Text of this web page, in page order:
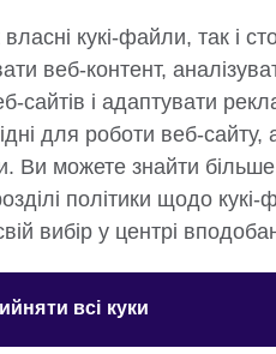
кукі-файли, так і
веб-контент,
сайтів і адаптувати
для роботи веб-сайту,
Ви можете знайти більше
політики щодо кукі-
вибір у центрі
всі куки